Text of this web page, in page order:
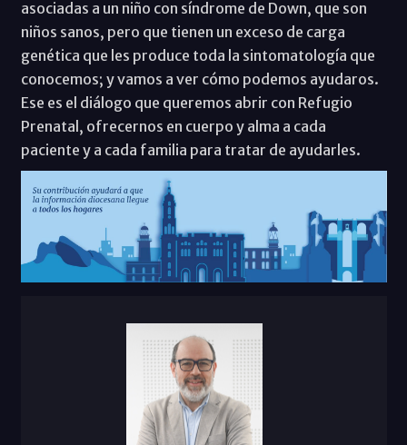
asociadas a un niño con síndrome de Down, que son
niños sanos, pero que tienen un exceso de carga
genética que les produce toda la sintomatología que
conocemos; y vamos a ver cómo podemos ayudaros.
Ese es el diálogo que queremos abrir con Refugio
Prenatal, ofrecernos en cuerpo y alma a cada
paciente y a cada familia para tratar de ayudarles.